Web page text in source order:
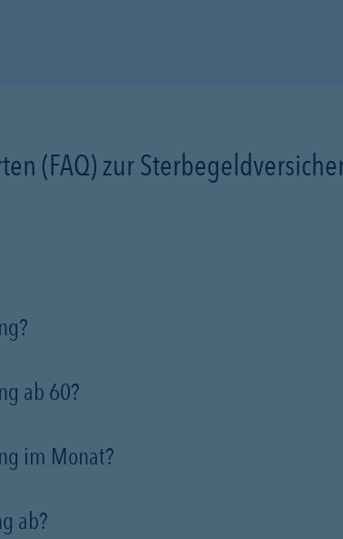
(FAQ) zur
ab 60?
im Monat?
ab?